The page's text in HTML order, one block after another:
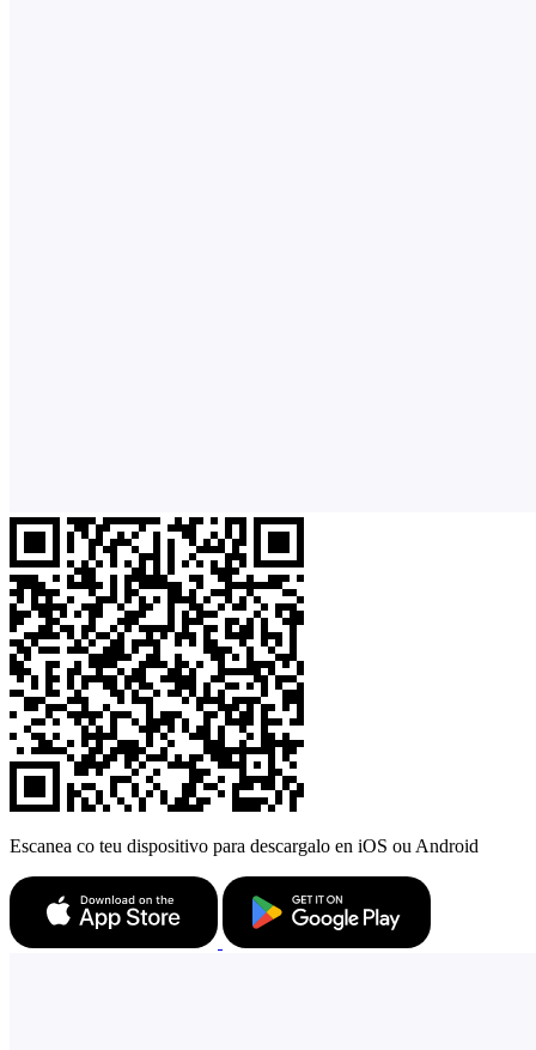
Escanea co teu dispositivo para descargalo en iOS ou Android